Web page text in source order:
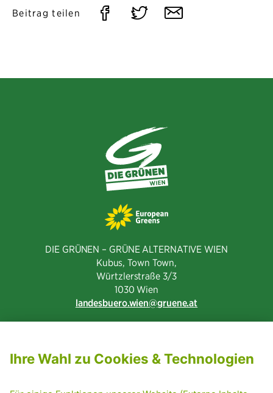
Beitrag teilen
Auf Auf Per
DIE GRÜNEN – GRÜNE ALTERNATIVE WIEN
Kubus, Town Town,
Würtzlerstraße 3/3​
1030 Wien
landesbuero.wien
gruene.at
PRESSE